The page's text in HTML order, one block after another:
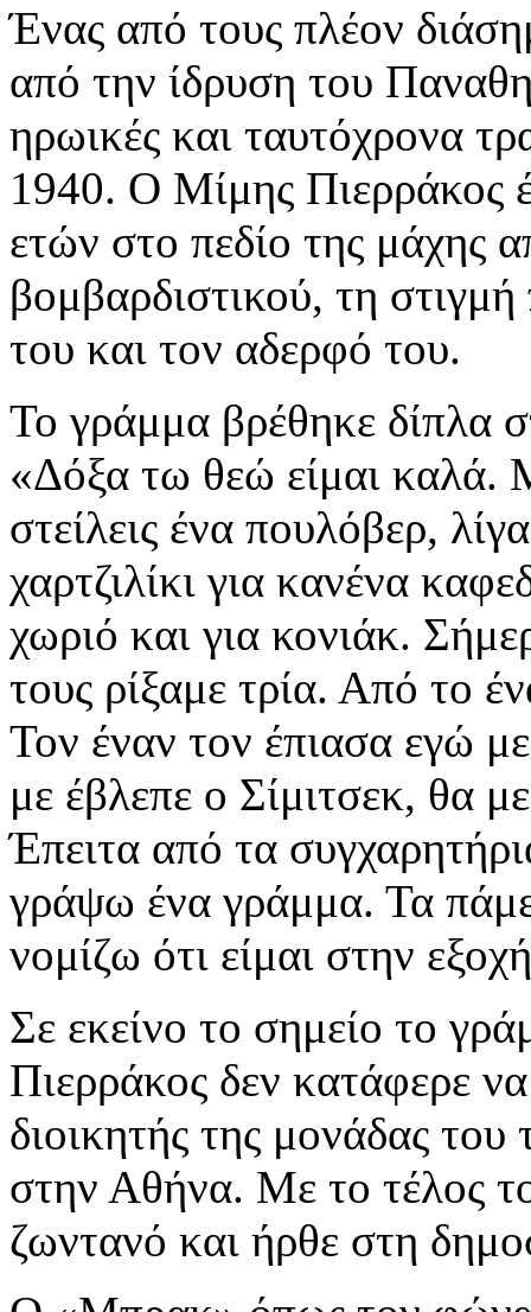
Ένας από τους πλέον
από την ίδρυση του
ηρωικές και ταυτόχρονα
1940. Ο Μίμης Πιερράκος
ετών στο πεδίο της μάχης
βομβαρδιστικού, τη
του και τον αδερφό του.
Το γράμμα βρέθηκε δίπλα
«Δόξα τω θεώ είμαι καλά.
στείλεις ένα πουλόβερ,
χαρτζιλίκι για κανένα
χωριό και για κονιάκ.
τους ρίξαμε τρία. Από το
Τον έναν τον έπιασα εγώ
με έβλεπε ο Σίμιτσεκ, θα
Έπειτα από τα
γράψω ένα γράμμα. Τα
νομίζω ότι είμαι στην
Σε εκείνο το σημείο το
Πιερράκος δεν κατάφερε
διοικητής της μονάδας
στην Αθήνα. Με το τέλος
ζωντανό και ήρθε στη